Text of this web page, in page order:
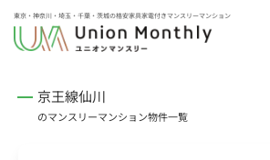
東京・神奈川・埼玉・千葉・茨城の格安家具家電付きマンスリーマンション
京王線仙川
のマンスリーマンション物件一覧